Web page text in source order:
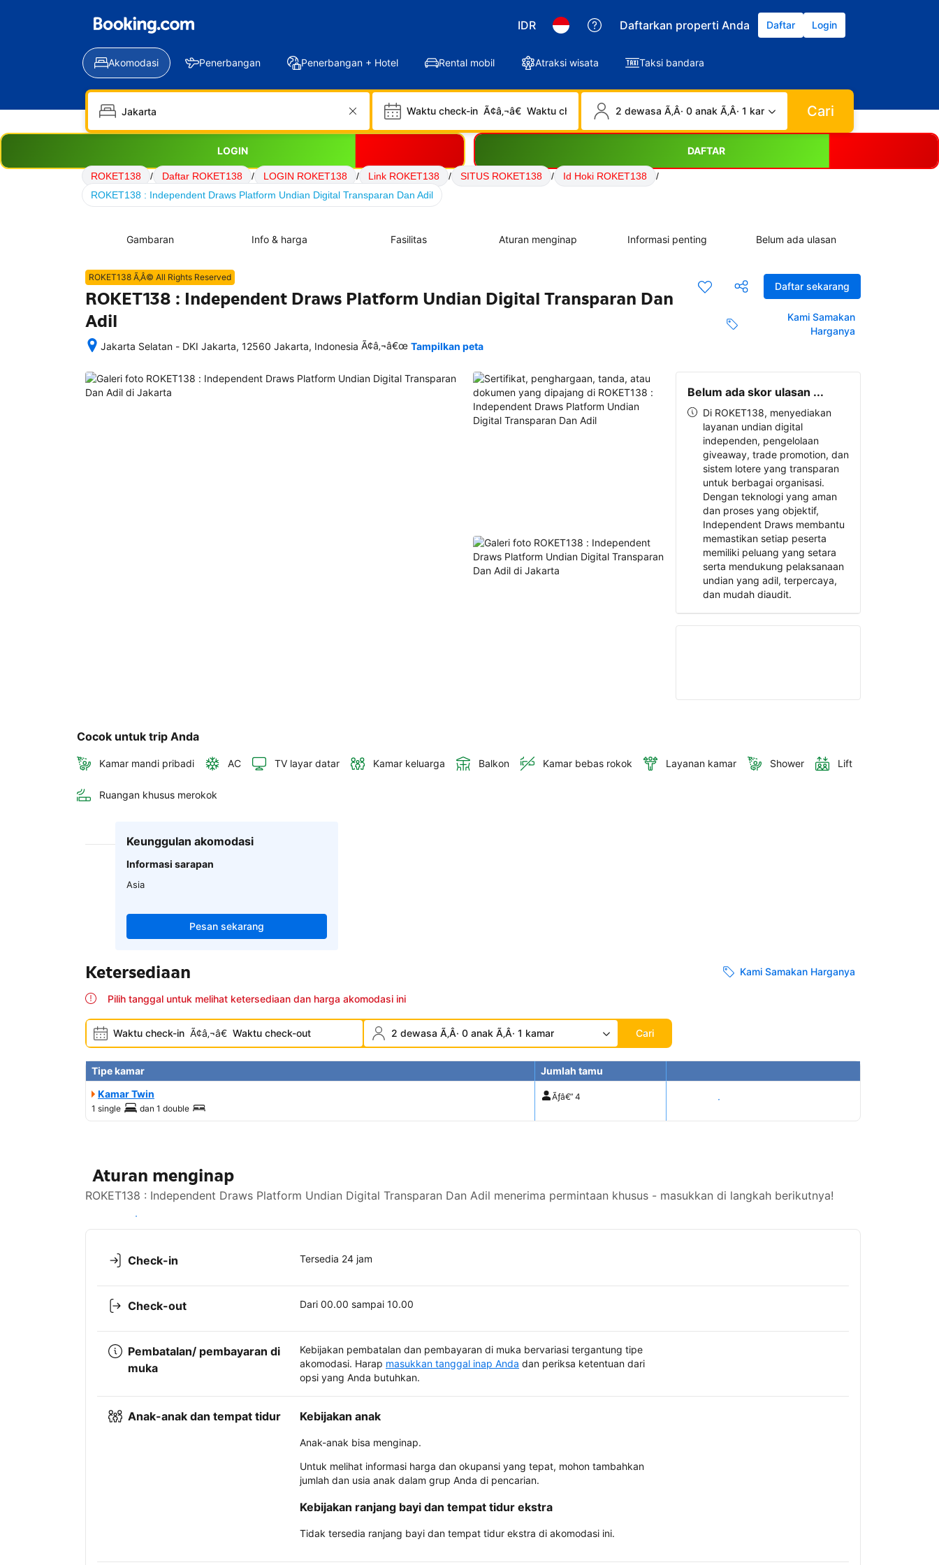
IDR Daftarkan properti Anda Daftar Login
Akomodasi Penerbangan Penerbangan + Hotel Rental mobil Atraksi wisata Taksi bandara
Waktu check-in Ã¢â‚¬â€ Waktu check-out 2 dewasa Ã‚Â· 0 anak Ã‚Â· 1 kamar Cari
LOGIN DAFTAR
ROKET138 / Daftar ROKET138 / LOGIN ROKET138 / Link ROKET138 / SITUS ROKET138 / Id Hoki ROKET138
/
ROKET138 : Independent Draws Platform Undian Digital Transparan Dan Adil
Gambaran Info & harga Fasilitas Aturan menginap Informasi penting Belum ada ulasan
Daftar sekarang
Kami Samakan
Harganya
ROKET138 Ã‚Â© All Rights Reserved
ROKET138 : Independent Draws Platform Undian Digital Transparan Dan
Adil
Jakarta Selatan - DKI Jakarta, 12560 Jakarta, Indonesia
memesan,
semua
Ã¢â‚¬â€œ Tampilkan peta
Belum ada skor ulasan ...
Di ROKET138, menyediakan
layanan undian digital
independen, pengelolaan
giveaway, trade promotion, dan
sistem lotere yang transparan
untuk berbagai organisasi.
Dengan teknologi yang aman
dan proses yang objektif,
Independent Draws membantu
memastikan setiap peserta
memiliki peluang yang setara
serta mendukung pelaksanaan
undian yang adil, terpercaya,
dan mudah diaudit.
Cocok untuk trip Anda
Kamar mandi pribadi AC TV layar datar Kamar keluarga Balkon Kamar bebas rokok Layanan kamar Shower Lift
Ruangan khusus merokok
Keunggulan akomodasi
Informasi sarapan
Asia
Pesan sekarang
Ketersediaan Kami Samakan Harganya
Pilih tanggal untuk melihat ketersediaan dan harga akomodasi ini
Waktu check-in Ã¢â‚¬â€ Waktu check-out 2 dewasa Ã‚Â· 0 anak Ã‚Â· 1 kamar Cari
Tipe kamar
Jumlah tamu
Kamar Twin
1 single dan 1 double
Ãƒâ€” 4 Tampilkan harga
Aturan menginap
ROKET138 : Independent Draws Platform Undian Digital Transparan Dan Adil menerima permintaan khusus - masukkan di langkah berikutnya!
Lihat ketersediaan
Check-in Tersedia 24 jam
Check-out Dari 00.00 sampai 10.00
Pembatalan/ pembayaran di
muka
Kebijakan pembatalan dan pembayaran di muka bervariasi tergantung tipe
akomodasi. Harap masukkan tanggal inap Anda dan periksa ketentuan dari
opsi yang Anda butuhkan.
Anak-anak dan tempat tidur Kebijakan anak
Anak-anak bisa menginap.
Untuk melihat informasi harga dan okupansi yang tepat, mohon tambahkan
jumlah dan usia anak dalam grup Anda di pencarian.
Kebijakan ranjang bayi dan tempat tidur ekstra
Tidak tersedia ranjang bayi dan tempat tidur ekstra di akomodasi ini.